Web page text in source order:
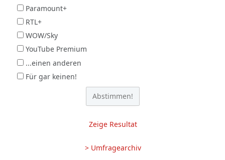
Paramount+
RTL+
WOW/Sky
YouTube Premium
...einen anderen
Für gar keinen!
Zeige Resultat
> Umfragearchiv